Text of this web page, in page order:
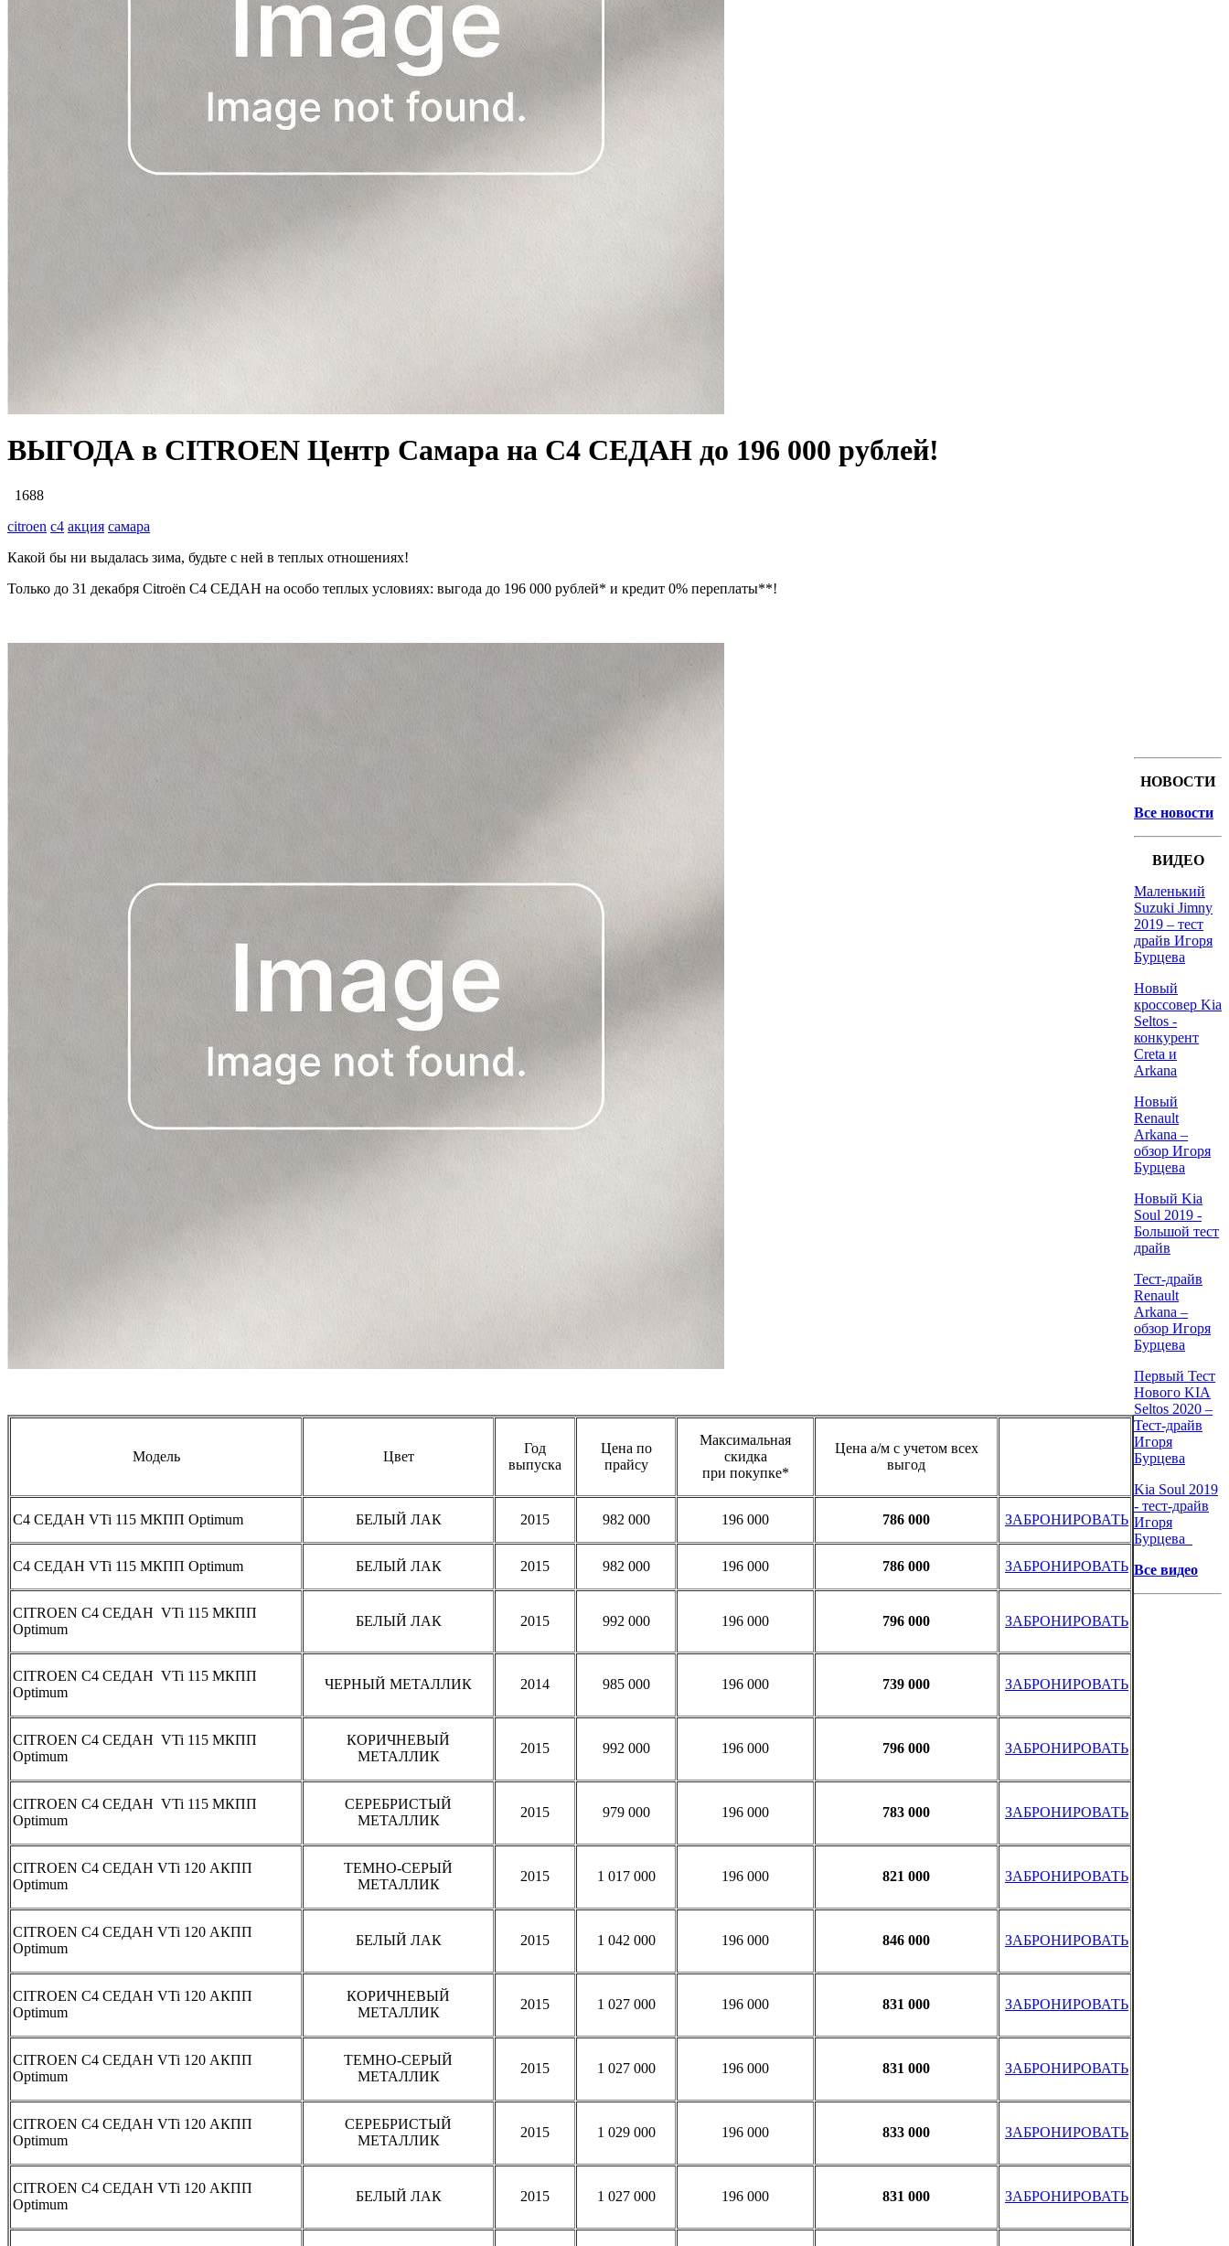
ВЫГОДА в СITROEN Центр Самара на C4 СЕДАН до 196 000 рублей!
1688
citroen c4 акция самара
Какой бы ни выдалась зима, будьте с ней в теплых отношениях!
Только до 31 декабря Citroёn C4 СЕДАН на особо теплых условиях: выгода до 196 000 рублей* и кредит 0% переплаты**!
Модель Цвет
Год
выпуска
Цена по
прайсу
Максимальная
скидка
при покупке*
Цена а/м с учетом всех
выгод
С4 СЕДАН VTi 115 МКПП Optimum БЕЛЫЙ ЛАК 2015 982 000 196 000 786 000 ЗАБРОНИРОВАТЬ
С4 СЕДАН VTi 115 МКПП Optimum БЕЛЫЙ ЛАК 2015 982 000 196 000 786 000 ЗАБРОНИРОВАТЬ
CITROEN С4 СЕДАН VTi 115 МКПП
Optimum
БЕЛЫЙ ЛАК 2015 992 000 196 000 796 000 ЗАБРОНИРОВАТЬ
CITROEN С4 СЕДАН VTi 115 МКПП
Optimum
ЧЕРНЫЙ МЕТАЛЛИК 2014 985 000 196 000 739 000 ЗАБРОНИРОВАТЬ
CITROEN С4 СЕДАН VTi 115 МКПП
Optimum
КОРИЧНЕВЫЙ
МЕТАЛЛИК
2015 992 000 196 000 796 000 ЗАБРОНИРОВАТЬ
CITROEN С4 СЕДАН VTi 115 МКПП
Optimum
СЕРЕБРИСТЫЙ
МЕТАЛЛИК
2015 979 000 196 000 783 000 ЗАБРОНИРОВАТЬ
CITROEN С4 СЕДАН VTi 120 АКПП
Optimum
ТЕМНО-СЕРЫЙ
МЕТАЛЛИК
2015 1 017 000 196 000 821 000 ЗАБРОНИРОВАТЬ
CITROEN С4 СЕДАН VTi 120 АКПП
Optimum
БЕЛЫЙ ЛАК 2015 1 042 000 196 000 846 000 ЗАБРОНИРОВАТЬ
CITROEN С4 СЕДАН VTi 120 АКПП
Optimum
КОРИЧНЕВЫЙ
МЕТАЛЛИК
2015 1 027 000 196 000 831 000 ЗАБРОНИРОВАТЬ
CITROEN С4 СЕДАН VTi 120 АКПП
Optimum
ТЕМНО-СЕРЫЙ
МЕТАЛЛИК
2015 1 027 000 196 000 831 000 ЗАБРОНИРОВАТЬ
CITROEN С4 СЕДАН VTi 120 АКПП
Optimum
СЕРЕБРИСТЫЙ
МЕТАЛЛИК
2015 1 029 000 196 000 833 000 ЗАБРОНИРОВАТЬ
CITROEN С4 СЕДАН VTi 120 АКПП
Optimum
БЕЛЫЙ ЛАК 2015 1 027 000 196 000 831 000 ЗАБРОНИРОВАТЬ
НОВОСТИ
Все новости
ВИДЕО
Маленький
Suzuki Jimny
2019 – тест
драйв Игоря
Бурцева
Новый
кроссовер Kia
Seltos -
конкурент
Creta и
Arkana
Новый
Renault
Arkana –
обзор Игоря
Бурцева
Новый Kia
Soul 2019 -
Большой тест
драйв
Тест-драйв
Renault
Arkana –
обзор Игоря
Бурцева
Первый Тест
Нового KIA
Seltos 2020 –
Тест-драйв
Игоря
Бурцева
Kia Soul 2019
- тест-драйв
Игоря
Бурцева
Все видео